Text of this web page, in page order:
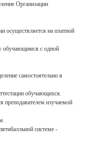
Организации
осуществляется на платной
обучающимся с одной
самостоятельно в
обучающихся.
преподавателем изучаемой
системе -